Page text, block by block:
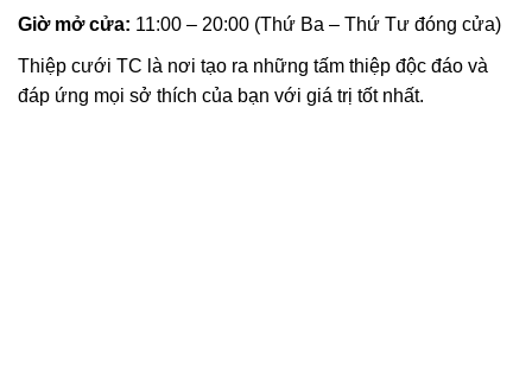
Giờ mở cửa: 11:00 – 20:00 (Thứ Ba – Thứ Tư đóng cửa)
Thiệp cưới TC là nơi tạo ra những tấm thiệp độc đáo và
đáp ứng mọi sở thích của bạn với giá trị tốt nhất.